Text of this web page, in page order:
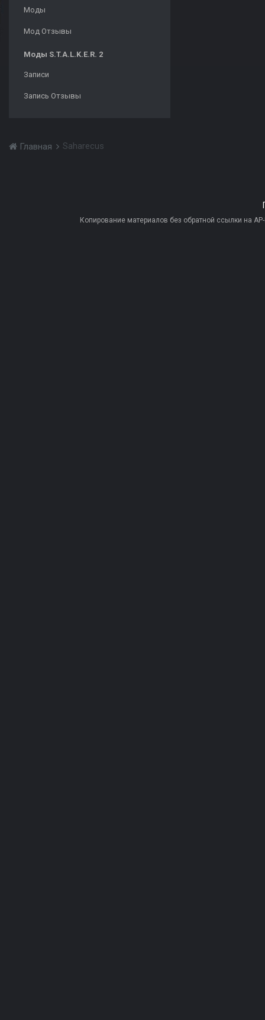
Моды
Мод Отзывы
Моды S.T.A.L.K.E.R. 2
Записи
Запись Отзывы
Главная Saharecus
Копирование материалов без обратной ссылки на